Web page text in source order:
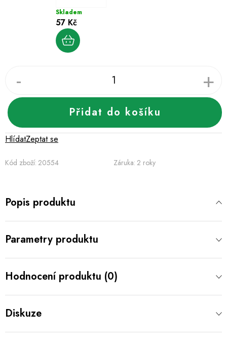
Skladem
57 Kč
Přidat do košíku
Kód zboží: 20554 Záruka: 2 roky
Zeptat se
Hlídat
Popis produktu
Parametry produktu
Hodnocení produktu (0)
Diskuze